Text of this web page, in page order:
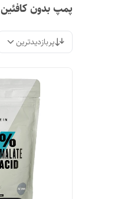
پمپ بدون کافئین
پربازدیدترین